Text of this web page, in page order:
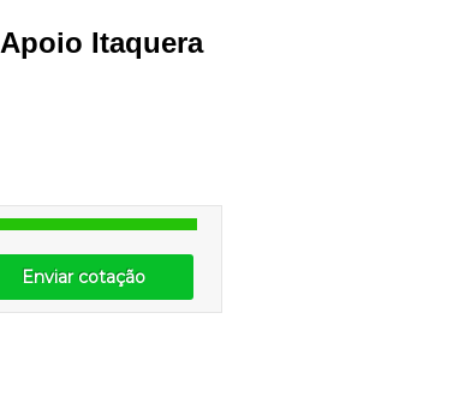
Itaquera
Enviar cotação